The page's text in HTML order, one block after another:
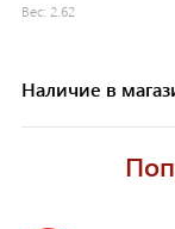
Вес: 2.62
Наличие в